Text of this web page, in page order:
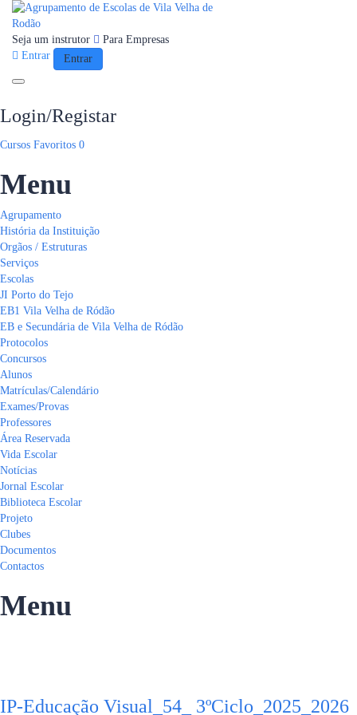
Seja um instrutor
Para Empresas
Entrar
Entrar
Login/Registar
Cursos Favoritos 0
Menu
Agrupamento
História da Instituição
Orgãos / Estruturas
Serviços
Escolas
JI Porto do Tejo
EB1 Vila Velha de Ródão
EB e Secundária de Vila Velha de Ródão
Protocolos
Concursos
Alunos
Matrículas/Calendário
Exames/Provas
Professores
Área Reservada
Vida Escolar
Notícias
Jornal Escolar
Biblioteca Escolar
Projeto
Clubes
Documentos
Contactos
Menu
IP-Educação Visual_54_ 3ºCiclo_2025_2026